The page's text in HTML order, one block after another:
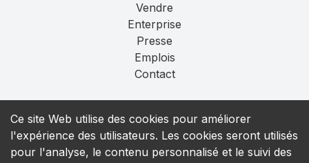
Ce site Web utilise des cookies pour améliorer
l'expérience des utilisateurs. Les cookies seront utilisés
pour l'analyse, le contenu personnalisé et le suivi des
Vendre
Enterprise
Presse
Emplois
Contact
Confidentialité
T&C